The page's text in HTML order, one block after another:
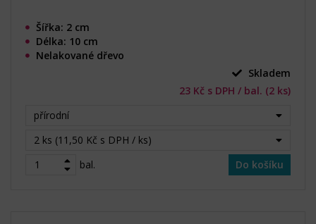
Šířka: 2 cm
Délka: 10 cm
Nelakované dřevo
Skladem
23 Kč s DPH / bal. (2 ks)
přírodní
2 ks (11,50 Kč s DPH / ks)
bal.
Do košíku